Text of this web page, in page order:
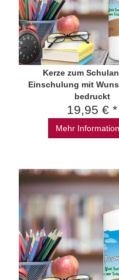
Kerze zum
Einschulung mit
bedruckt
19,95 € *
Mehr